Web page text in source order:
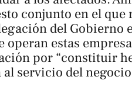
conjunto en el que
del Gobierno
estas
por “constituir
servicio del